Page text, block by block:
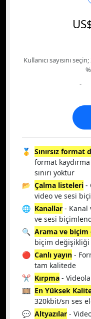
Kullanıcı sayısını
-
🥇 Sınırsız format
format
sınırı yoktur
📂 Çalma listeleri -
video ve sesi
🌐 Kanallar - Kanal
ve sesi
🔍 Arama ve
biçim değişikliği
🔴 Canlı yayın -
tam kalitede
✂️ Kırpma -
🎞️ En Yüksek
320kbit/sn ses
💬 Altyazılar -